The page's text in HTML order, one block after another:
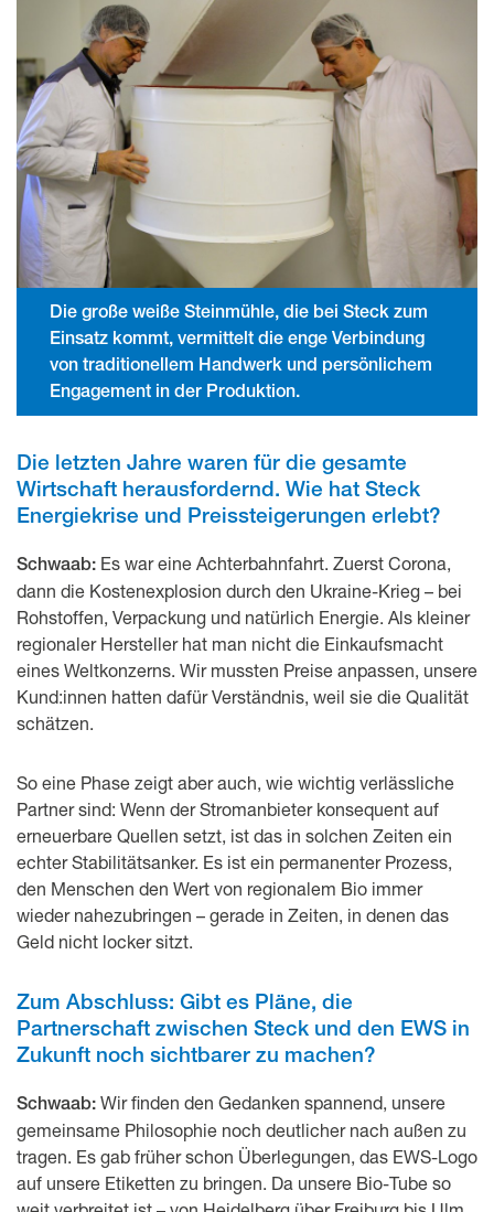
Die große weiße Steinmühle, die bei Steck zum
Einsatz kommt, vermittelt die enge Verbindung
von traditionellem Handwerk und persönlichem
Engagement in der Produktion.
Die letzten Jahre waren für die gesamte
Wirtschaft herausfordernd. Wie hat Steck
Energiekrise und Preissteigerungen erlebt?
Schwaab: Es war eine Achterbahnfahrt. Zuerst Corona,
dann die Kostenexplosion durch den Ukraine-Krieg – bei
Rohstoffen, Verpackung und natürlich Energie. Als kleiner
regionaler Hersteller hat man nicht die Einkaufsmacht
eines Weltkonzerns. Wir mussten Preise anpassen, unsere
Kund:innen hatten dafür Verständnis, weil sie die Qualität
schätzen.
So eine Phase zeigt aber auch, wie wichtig verlässliche
Partner sind: Wenn der Stromanbieter konsequent auf
erneuerbare Quellen setzt, ist das in solchen Zeiten ein
echter Stabilitätsanker. Es ist ein permanenter Prozess,
den Menschen den Wert von regionalem Bio immer
wieder nahezubringen – gerade in Zeiten, in denen das
Geld nicht locker sitzt.
Zum Abschluss: Gibt es Pläne, die
Partnerschaft zwischen Steck und den EWS in
Zukunft noch sichtbarer zu machen?
Schwaab: Wir finden den Gedanken spannend, unsere
gemeinsame Philosophie noch deutlicher nach außen zu
tragen. Es gab früher schon Überlegungen, das EWS-Logo
auf unsere Etiketten zu bringen. Da unsere Bio-Tube so